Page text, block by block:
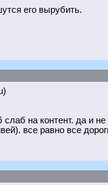
его вырубить.
на контент. да и
все равно все